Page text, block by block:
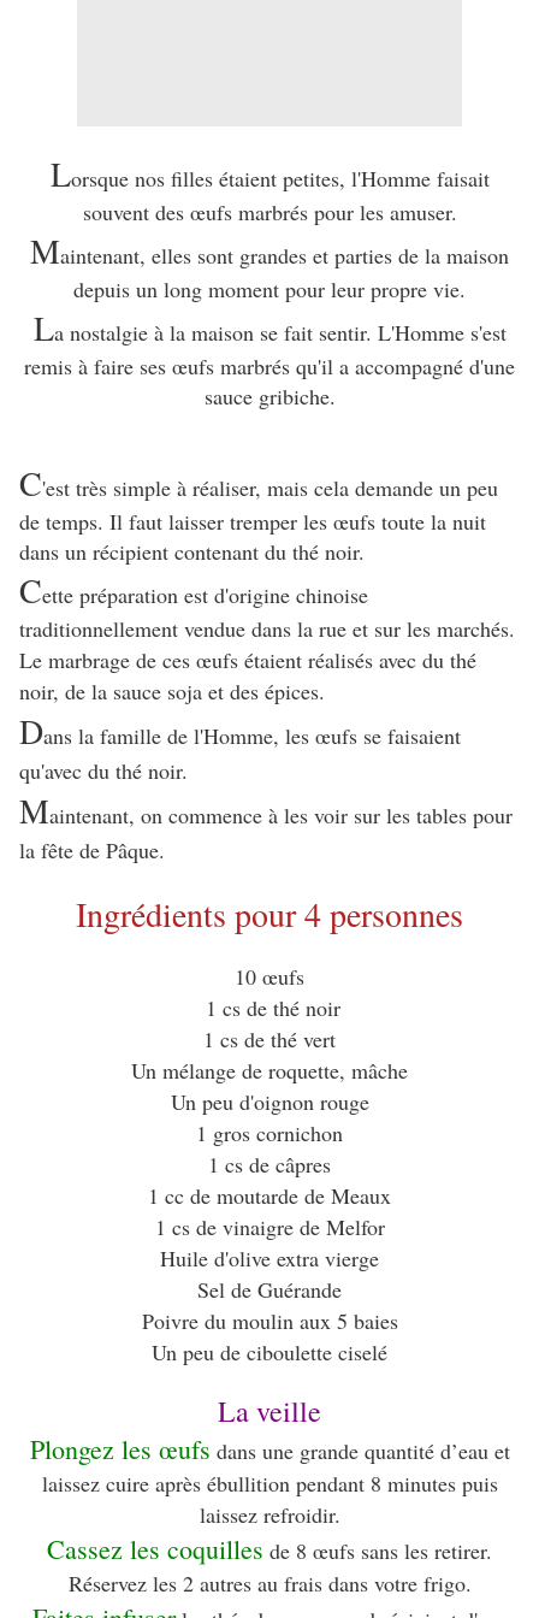
Lorsque nos filles étaient petites, l'Homme faisait
souvent des œufs marbrés pour les amuser.
Maintenant, elles sont grandes et parties de la maison
depuis un long moment pour leur propre vie.
La nostalgie à la maison se fait sentir. L'Homme s'est
remis à faire ses œufs marbrés qu'il a accompagné d'une
sauce gribiche.
C'est très simple à réaliser, mais cela demande un peu
de temps. Il faut laisser tremper les œufs toute la nuit
dans un récipient contenant du thé noir.
Cette préparation est d'origine chinoise
traditionnellement vendue dans la rue et sur les marchés.
Le marbrage de ces œufs étaient réalisés avec du thé
noir, de la sauce soja et des épices.
Dans la famille de l'Homme, les œufs se faisaient
qu'avec du thé noir.
Maintenant, on commence à les voir sur les tables pour
la fête de Pâque.
Ingrédients pour 4 personnes
10 œufs
1 cs de thé noir
1 cs de thé vert
Un mélange de roquette, mâche
Un peu d'oignon rouge
1 gros cornichon
1 cs de câpres
1 cc de moutarde de Meaux
1 cs de vinaigre de Melfor
Huile d'olive extra vierge
Sel de Guérande
Poivre du moulin aux 5 baies
Un peu de ciboulette ciselé
La veille
Plongez les œufs dans une grande quantité d’eau et
laissez cuire après ébullition pendant 8 minutes puis
laissez refroidir.
Cassez les coquilles de 8 œufs sans les retirer.
Réservez les 2 autres au frais dans votre frigo.